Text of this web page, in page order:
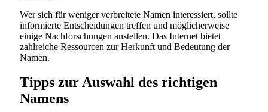
Wer sich für weniger verbreitete Namen interessiert, sollte
informierte Entscheidungen treffen und möglicherweise
einige Nachforschungen anstellen. Das Internet bietet
zahlreiche Ressourcen zur Herkunft und Bedeutung der
Namen.
Tipps zur Auswahl des richtigen
Namens